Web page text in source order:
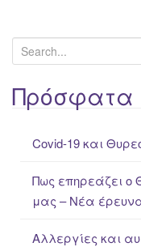
e
a
rΠρόσφατα
Covid-19 και
Πως επηρεάζει ο
μας – Νέα
Αλλεργίες και